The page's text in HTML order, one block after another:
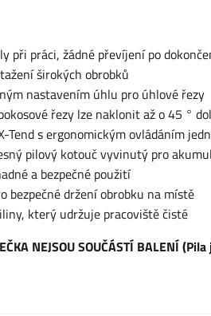
při práci, žádné převíjení po
širokých obrobků
nastavením úhlu pro úhlové řezy
řezy lze naklonit až o 45 °
Tend s ergonomickým ovládáním
pilový kotouč vyvinutý pro
a bezpečné použití
bezpečné držení obrobku na místě
který udržuje pracoviště čisté
NEJSOU SOUČÁSTÍ BALENÍ